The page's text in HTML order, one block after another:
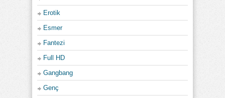
Erotik
Esmer
Fantezi
Full HD
Gangbang
Genç